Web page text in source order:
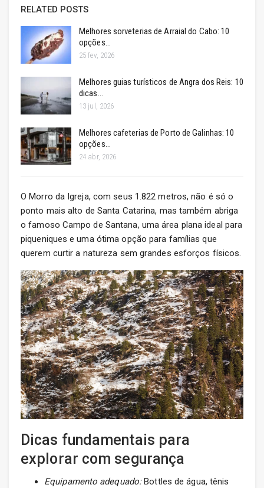
RELATED POSTS
Melhores sorveterias de Arraial do Cabo: 10
opções…
25 fev, 2026
Melhores guias turísticos de Angra dos Reis: 10
dicas…
13 jul, 2026
Melhores cafeterias de Porto de Galinhas: 10
opções…
24 abr, 2026
O Morro da Igreja, com seus 1.822 metros, não é só o
ponto mais alto de Santa Catarina, mas também abriga
o famoso Campo de Santana, uma área plana ideal para
piqueniques e uma ótima opção para famílias que
querem curtir a natureza sem grandes esforços físicos.
Dicas fundamentais para
explorar com segurança
Equipamento adequado:Bottles de água, tênis